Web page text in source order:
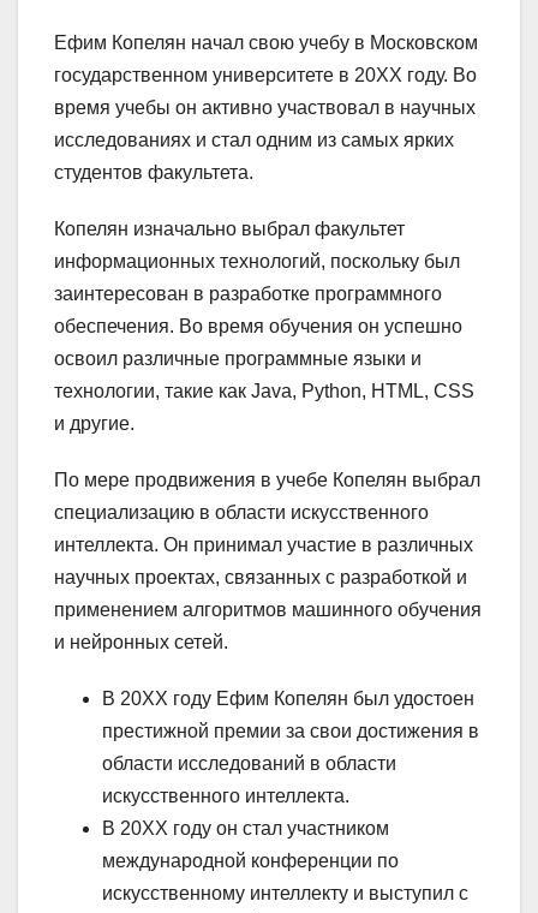
Ефим Копелян начал свою учебу в Московском
государственном университете в 20XX году. Во
время учебы он активно участвовал в научных
исследованиях и стал одним из самых ярких
студентов факультета.
Копелян изначально выбрал факультет
информационных технологий, поскольку был
заинтересован в разработке программного
обеспечения. Во время обучения он успешно
освоил различные программные языки и
технологии, такие как Java, Python, HTML, CSS
и другие.
По мере продвижения в учебе Копелян выбрал
специализацию в области искусственного
интеллекта. Он принимал участие в различных
научных проектах, связанных с разработкой и
применением алгоритмов машинного обучения
и нейронных сетей.
В 20XX году Ефим Копелян был удостоен
престижной премии за свои достижения в
области исследований в области
искусственного интеллекта.
В 20XX году он стал участником
международной конференции по
искусственному интеллекту и выступил с